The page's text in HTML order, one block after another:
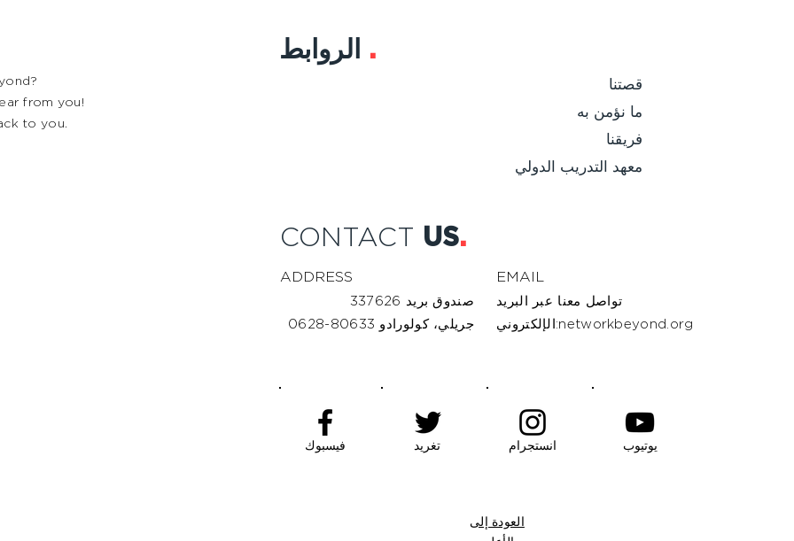
from you!
to you.
الروابط .
قصتنا
ما نؤمن به
فريقنا
معهد التدريب الدولي
CONTACT US.
ADDRESS
صندوق بريد 337626
جريلي، كولورادو 80633-0628
فيسبوك تغريد
EMAIL
تواصل معنا عبر البريد
الإلكتروني:networkbeyond.org
انستجرام يوتيوب
العودة إلى